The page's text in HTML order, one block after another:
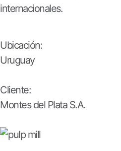
internacionales.
Ubicación:
Uruguay
Cliente:
Montes del Plata S.A.